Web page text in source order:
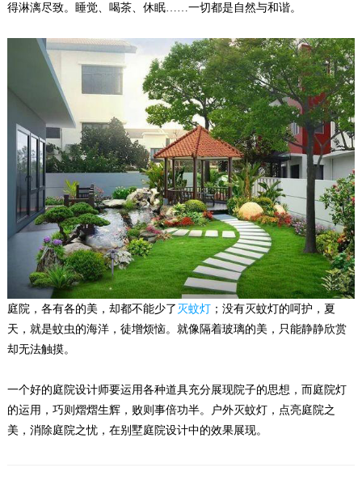
得淋漓尽致。睡觉、喝茶、休眠……一切都是自然与和谐。
庭院，各有各的美，却都不能少了 灭蚊灯；没有灭蚊灯的呵护，夏
天，就是蚊虫的海洋，徒增烦恼。就像隔着玻璃的美，只能静静欣赏
却无法触摸。
一个好的庭院设计师要运用各种道具充分展现院子的思想，而庭院灯
的运用，巧则熠熠生辉，败则事倍功半。户外灭蚊灯，点亮庭院之
美，消除庭院之忧，在别墅庭院设计中的效果展现。